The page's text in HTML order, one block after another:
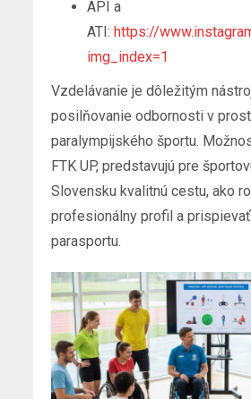
API a
ATI:https://
img_index=1
Vzdelávanie je dôležitým
posilňovanie odbornosti v
paralympijského športu.
FTK UP, predstavujú pre
Slovensku kvalitnú cestu, ako
profesionálny profil a
parasportu.